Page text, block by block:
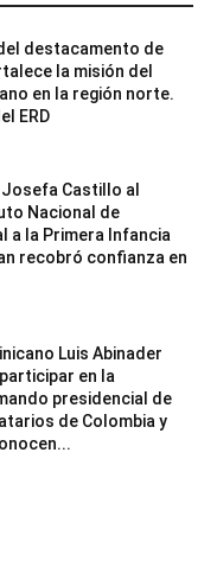
destacamento de
la misión del
en la región norte.
ERD
Castillo al
Nacional de
a la Primera Infancia
recobró confianza en
Luis Abinader
participar en la
presidencial de
de Colombia y